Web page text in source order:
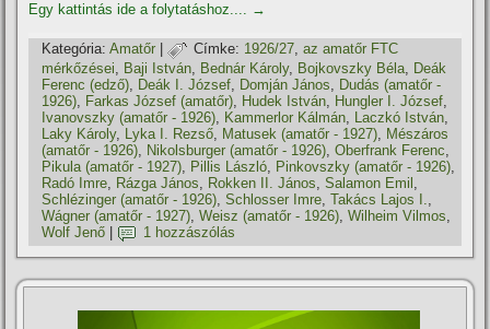
Egy kattintás ide a folytatáshoz.... →
Kategória: Amatőr | Címke: 1926/27,az amatőr FTC
mérkőzései, Baji István, Bednár Károly, Bojkovszky Béla, Deák
Ferenc (edző), Deák I. József, Domján János, Dudás (amatőr -
1926), Farkas József (amatőr), Hudek István, Hungler I. József,
Ivanovszky (amatőr - 1926), Kammerlor Kálmán, Laczkó István,
Laky Károly, Lyka I. Rezső, Matusek (amatőr - 1927), Mészáros
(amatőr - 1926), Nikolsburger (amatőr - 1926),Oberfrank Ferenc,
Pikula (amatőr - 1927), Pillis László, Pinkovszky (amatőr - 1926),
Radó Imre, Rázga János, Rokken II. János,Salamon Emil ,
Schlézinger (amatőr - 1926),Schlosser Imre,Takács Lajos I.,
Wágner (amatőr - 1927),Weisz (amatőr - 1926),Wilheim Vilmos,
Wolf Jenő
1 hozzászólás